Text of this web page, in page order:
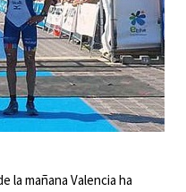
la mañana Valencia ha